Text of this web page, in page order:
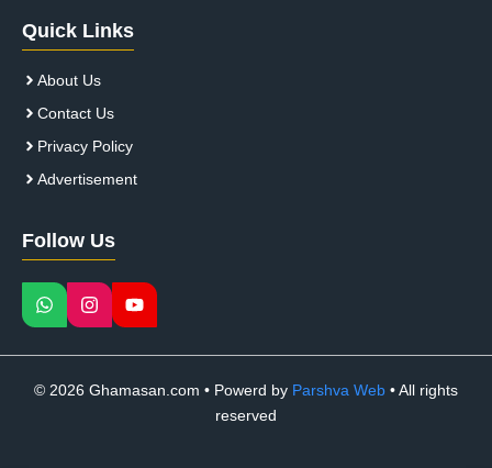
Quick Links
About Us
Contact Us
Privacy Policy
Advertisement
Follow Us
© 2026 Ghamasan.com • Powerd by Parshva Web • All rights
reserved